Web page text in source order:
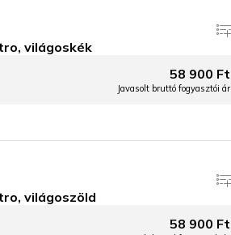
világoskék
58 900 Ft
Javasolt bruttó fogyasztói ár
világoszöld
58 900 Ft